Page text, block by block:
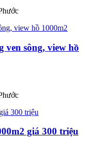
sông, view hồ
giá 300 triệu